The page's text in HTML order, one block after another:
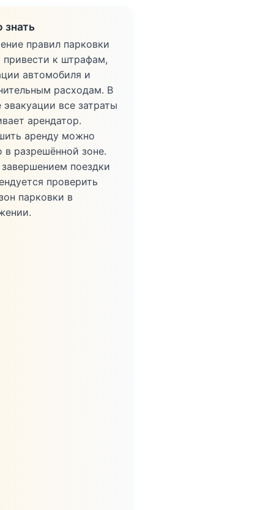
знать
правил парковки
к штрафам,
автомобиля и
расходам. В
эвакуации все затраты
арендатор.
аренду можно
в разрешённой зоне.
поездки
проверить
парковки в